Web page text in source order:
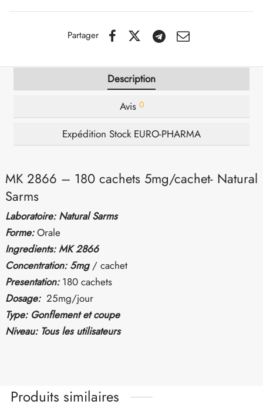
Partager
Description
Avis 0
Expédition Stock EURO-PHARMA
MK 2866 – 180 cachets 5mg/cachet- Natural
Sarms
Laboratoire: Natural Sarms
Forme:Orale
Ingredients: MK 2866
Concentration: 5mg / cachet
Presentation:180 cachets
Dosage: 25mg/jour
Type: Gonflement et coupe
Niveau: Tous les utilisateurs
Produits similaires
/ GENETIC 🇪🇺
🇪🇺
/ PHARMACOM INT. 🌍
Oral
(Stanozolol) Oral
(Mounjaro)